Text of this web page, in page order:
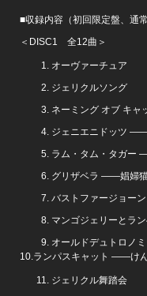
■収録内容（初回限定盤、通常
＜DISC1 全12曲＞
オーヴァーチュア
ジェリクルソング
ネーミング オブ キ
ジェニエニドッツ
ラム・タム・タガー
グリザベラ ――娼婦
バストファージョー
マンゴジェリーとラ
オールドデュトロノ
10.ランパスキャット ――け
ジェリクル舞踏会